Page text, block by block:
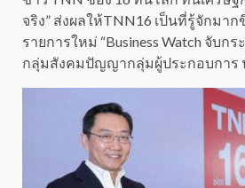
จริง” ส่งผลให้TNN16 เป็นที่รู้จักมา
รายการใหม่ “Business Watch จับก
กลุ่มสังคมปัญญากลุ่มผู้ประกอบการ